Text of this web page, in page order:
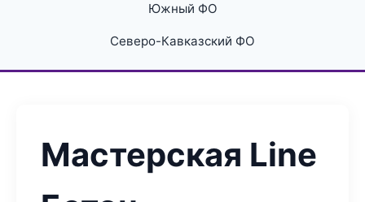
Южный ФО
Северо-Кавказский ФО
Мастерская Line